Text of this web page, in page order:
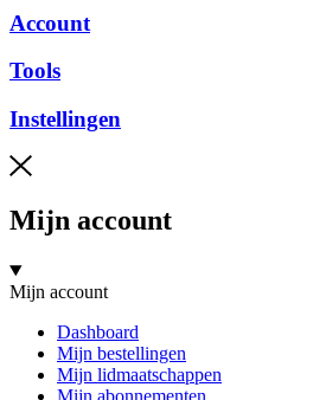
Account
Tools
Instellingen
Mijn account
Mijn account
Dashboard
Mijn bestellingen
Mijn lidmaatschappen
Mijn abonnementen